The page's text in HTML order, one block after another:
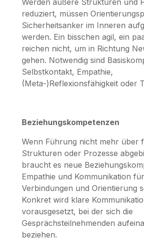
reduziert, müssen
Sicherheitsanker im Inneren
werden. Ein bisschen agil, ein
reichen nicht, um in Richtung
gehen. Notwendig sind
Selbstkontakt, Empathie,
(Meta-)Reflexionsfähigkeit oder
Beziehungskompetenzen
Wenn Führung nicht mehr über
Strukturen oder Prozesse
braucht es neue
Empathie und Kommunikation für
Verbindungen und Orientierung
Konkret wird klare
vorausgesetzt, bei der sich die
Gesprächsteilnehmenden
beziehen.